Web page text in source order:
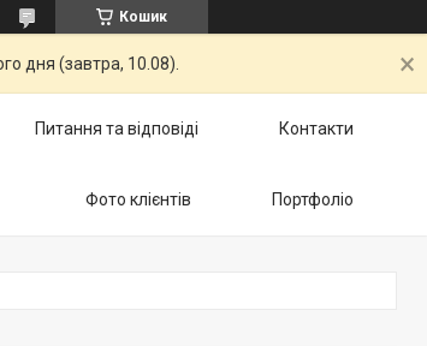
Кошик
дня (завтра, 10.08).
Питання та відповіді Контакти
Фото клієнтів Портфоліо